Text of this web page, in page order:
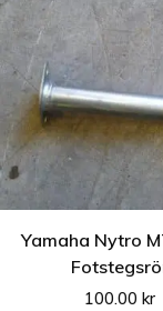
Yamaha Nytro
100.00kr